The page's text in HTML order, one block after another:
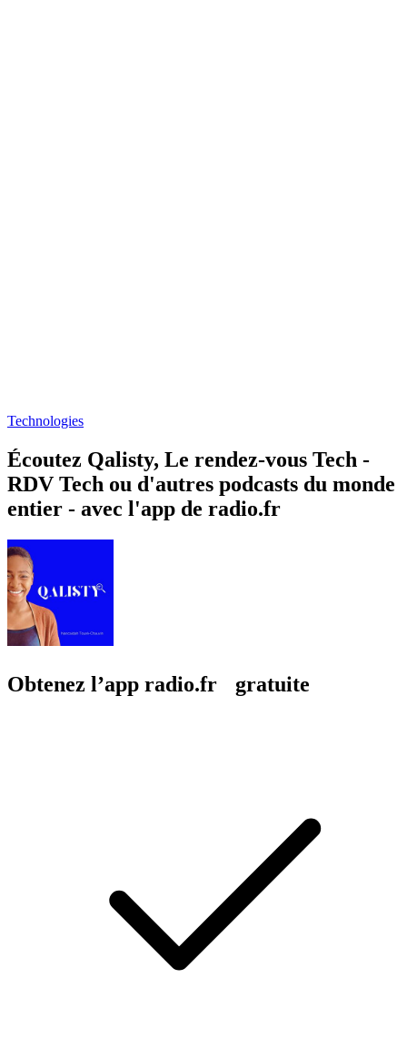
Technologies
Écoutez Qalisty, Le rendez-vous Tech -
RDV Tech ou d'autres podcasts du monde
entier - avec l'app de radio.fr
Obtenez l’app radio.fr gratuite